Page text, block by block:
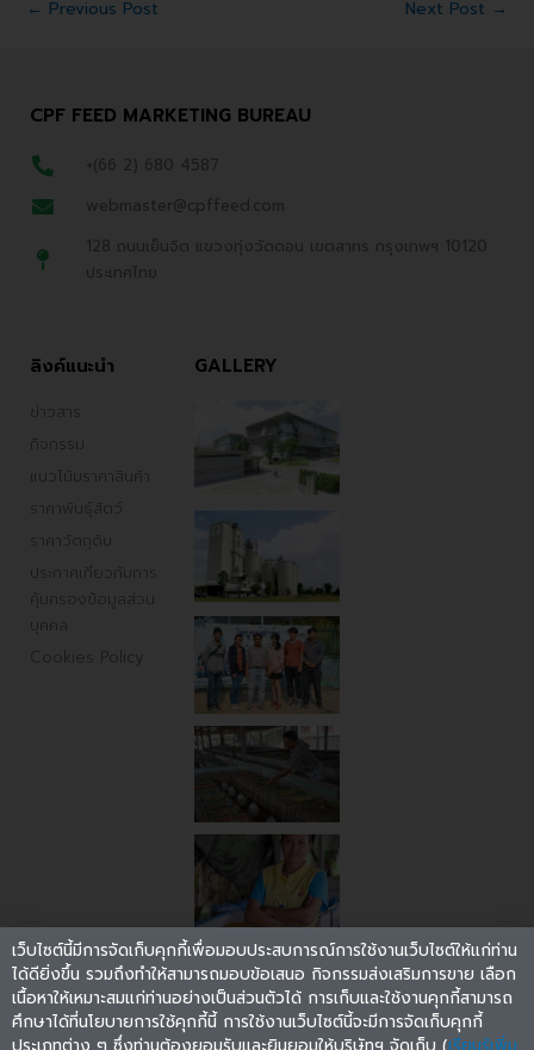
← Previous Post Next Post →
CPF FEED MARKETING BUREAU
+(66 2) 680 4587
webmaster@cpffeed.com
128 ถนนเย็นจิต แขวงทุ่งวัดดอน เขตสาทร กรุงเทพฯ 10120
ประเทศไทย
ลิงค์แนะนำ
ข่าวสาร
กิจกรรม
แนวโน้มราคาสินค้า
ราคาพันธ์ุสัตว์
ราคาวัตถุดิบ
ประกาศเกี่ยวกับการ
คุ้มครองข้อมูลส่วน
บุคคล
Cookies Policy
GALLERY
เว็บไซต์นี้มีการจัดเก็บคุกกี้เพื่อมอบประสบการณ์การใช้งานเว็บไซต์ให้แก่ท่าน
ได้ดียิ่งขึ้น รวมถึงทำให้สามารถมอบข้อเสนอ กิจกรรมส่งเสริมการขาย เลือก
เนื้อหาให้เหมาะสมแก่ท่านอย่างเป็นส่วนตัวได้ การเก็บและใช้งานคุกกี้สามารถ
ศึกษาได้ที่นโยบายการใช้คุกกี้นี้ การใช้งานเว็บไซต์นี้จะมีการจัดเก็บคุกกี้